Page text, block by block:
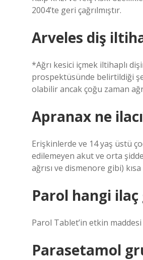
2004’te geri çağrılmıştır.
Arveles diş
*Ağrı kesici içmek iltihaplı
prospektüsünde belirtildiği
olabilir ancak çoğu zaman
Apranax ne
Erişkinlerde ve 14 yaş üstü
edilemeyen akut ve orta
ağrısı ve dismenore gibi)
Parol hangi
Parol Tablet’in etkin
Parasetamol